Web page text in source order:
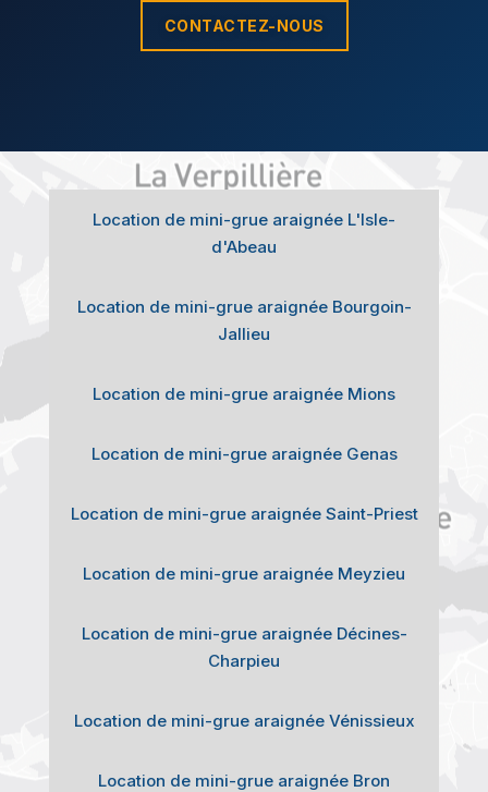
CONTACTEZ-NOUS
Location de mini-grue araignée L'Isle-
d'Abeau
Location de mini-grue araignée Bourgoin-
Jallieu
Location de mini-grue araignée Mions
Location de mini-grue araignée Genas
Location de mini-grue araignée Saint-Priest
Location de mini-grue araignée Meyzieu
Location de mini-grue araignée Décines-
Charpieu
Location de mini-grue araignée Vénissieux
Location de mini-grue araignée Bron